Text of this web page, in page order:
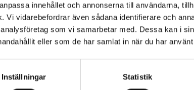
innehållet och annonserna till användarna,
Vi vidarebefordrar även sådana identifierare och
som vi samarbetar med. Dessa kan i
eller som de har samlat in när du har
Inställningar Statistik
plats. Det
övre, tredje
etagen, är helt
nybyggd och
inrymmer
av arenans